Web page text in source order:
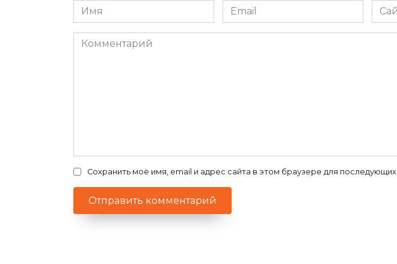
Имя
*
Email
*
Сайт
Комментарий
Сохранить моё имя, email и адрес сайта в этом браузере для